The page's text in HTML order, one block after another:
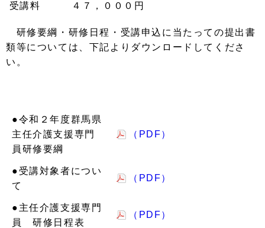
受講料 ４７，０００円
研修要綱・研修日程・受講申込に当たっての提出書
類等については、下記よりダウンロードしてくださ
い。
●令和２年度群馬県
主任介護支援専門
員研修要綱
（PDF）
●受講対象者につい
て
（PDF）
●主任介護支援専門
員 研修日程表
（PDF）